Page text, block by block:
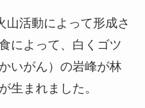
山活動によって形成さ
によって、白くゴツ
いがん）の岩峰が林
生まれました。